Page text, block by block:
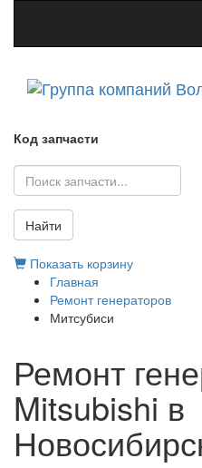
Код запчасти
Найти
Показать корзину
Главная
Ремонт генераторов
Митсубиси
Ремонт
Mitsubishi в